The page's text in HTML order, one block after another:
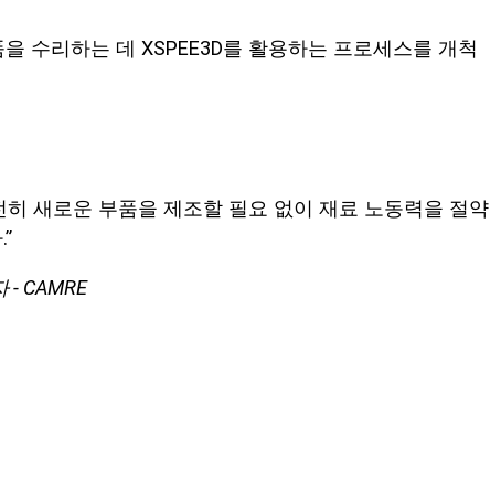
수리하는 데 XSPEE3D를 활용하는 프로세스를 개척
새로운 부품을 제조할 필요 없이 재료 노동력을 절약
- CAMRE